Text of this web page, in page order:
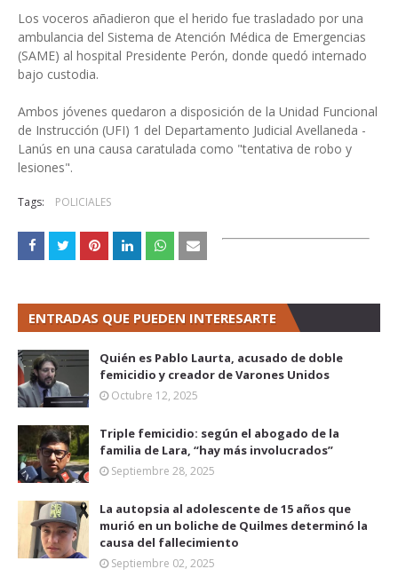
Los voceros añadieron que el herido fue trasladado por una
ambulancia del Sistema de Atención Médica de Emergencias
(SAME) al hospital Presidente Perón, donde quedó internado
bajo custodia.
Ambos jóvenes quedaron a disposición de la Unidad Funcional
de Instrucción (UFI) 1 del Departamento Judicial Avellaneda -
Lanús en una causa caratulada como "tentativa de robo y
lesiones".
Tags: POLICIALES
ENTRADAS QUE PUEDEN INTERESARTE
Quién es Pablo Laurta, acusado de doble
femicidio y creador de Varones Unidos
Octubre 12, 2025
Triple femicidio: según el abogado de la
familia de Lara, “hay más involucrados”
Septiembre 28, 2025
La autopsia al adolescente de 15 años que
murió en un boliche de Quilmes determinó la
causa del fallecimiento
Septiembre 02, 2025